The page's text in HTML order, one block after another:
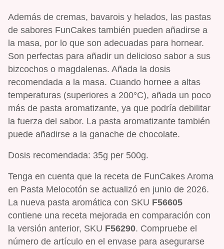
Además de cremas, bavarois y helados, las pastas
de sabores FunCakes también pueden añadirse a
la masa, por lo que son adecuadas para hornear.
Son perfectas para añadir un delicioso sabor a sus
bizcochos o magdalenas. Añada la dosis
recomendada a la masa. Cuando hornee a altas
temperaturas (superiores a 200°C), añada un poco
más de pasta aromatizante, ya que podría debilitar
la fuerza del sabor. La pasta aromatizante también
puede añadirse a la ganache de chocolate.
Dosis recomendada: 35g per 500g.
Tenga en cuenta que la receta de FunCakes Aroma
en Pasta Melocotón se actualizó en junio de 2026.
La nueva pasta aromática con SKU F56605
contiene una receta mejorada en comparación con
la versión anterior, SKU F56290. Compruebe el
número de artículo en el envase para asegurarse